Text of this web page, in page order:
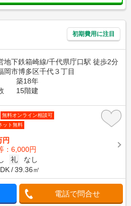
初期費用に注目
地下鉄箱崎線/千代県庁口駅 徒歩2分
岡市博多区千代３丁目
築18年
15階建
無料オンライン相談可
ット無料
円
：6,000円
礼
なし
39.36㎡
電話で問合せ